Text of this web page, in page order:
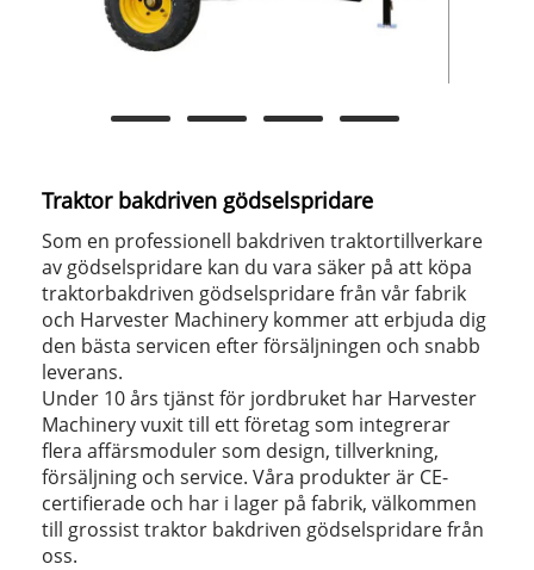
Traktor bakdriven gödselspridare
Som en professionell bakdriven traktortillverkare
av gödselspridare kan du vara säker på att köpa
traktorbakdriven gödselspridare från vår fabrik
och Harvester Machinery kommer att erbjuda dig
den bästa servicen efter försäljningen och snabb
leverans.
Under 10 års tjänst för jordbruket har Harvester
Machinery vuxit till ett företag som integrerar
flera affärsmoduler som design, tillverkning,
försäljning och service. Våra produkter är CE-
certifierade och har i lager på fabrik, välkommen
till grossist traktor bakdriven gödselspridare från
oss.